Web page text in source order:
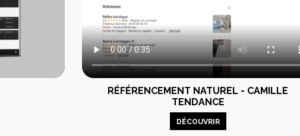
RÉFÉRENCEMENT NATUREL - CAMILLE
TENDANCE
DÉCOUVRIR